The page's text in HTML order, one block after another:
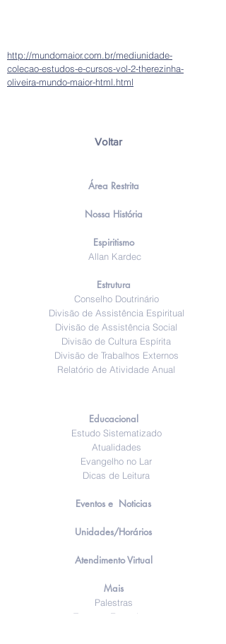
Voltar
http://mundomaior.com.br/mediunidade-
colecao-estudos-e-cursos-vol-2-therezinha-
oliveira-mundo-maior-html.html
Área Restrita
Nossa História
Espiritismo
Allan Kardec
Estrutura
Conselho Doutrinário
Divisão de Assistência Espiritual
Divisão de Assistência Social
Divisão de Cultura Espírita
Divisão de Trabalhos Externos
Relatório de Atividade Anual
Educacional
Estudo Sistematizado
Atualidades
Evangelho no Lar
Dicas de Leitura
Eventos e Noticias
Unidades/Horários
Atendimento Virtual
Mais
Palestras
Temas e Expositores